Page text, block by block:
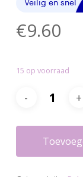
€9.60
15 op voorraad